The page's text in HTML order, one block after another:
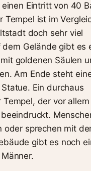
Eintritt von 40
Tempel ist im
doch sehr viel
Gelände gibt es
goldenen Säulen
Am Ende steht
Ein durchaus
der vor
oder sprechen mit
gibt es noch